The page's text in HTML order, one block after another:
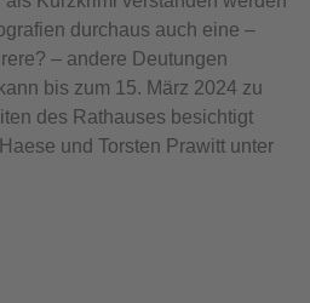
durchaus auch eine –
– andere Deutungen
bis zum 15. März 2024 zu
des Rathauses besichtigt
und Torsten Prawitt unter